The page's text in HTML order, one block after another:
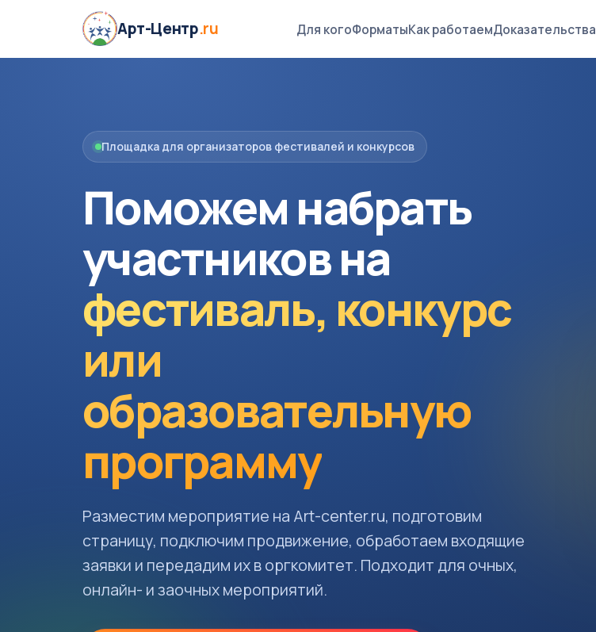
Арт-Центр.ru Для когоФорматыКак работаемДоказательства
Площадка для организаторов фестивалей и конкурсов
Поможем набрать
участников на
фестиваль, конкурс
или
образовательную
программу
Разместим мероприятие на Art-center.ru, подготовим
страницу, подключим продвижение, обработаем входящие
заявки и передадим их в оргкомитет. Подходит для очных,
онлайн- и заочных мероприятий.